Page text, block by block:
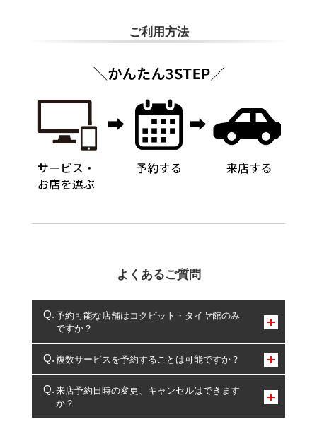
ご利用方法
よくあるご質問
予約可能な店舗はコクピット・タイヤ館のみ
ですか？
コクピット・タイヤ館のみとなります。
複数サービスを予約することは可能ですか？
複数サービスのご予約は可能です。
一部の商品・サービスの組み合わせに限り、同時にご予約が
出来ないものもございます。
来店予約日時の変更、キャンセルはできます
か？